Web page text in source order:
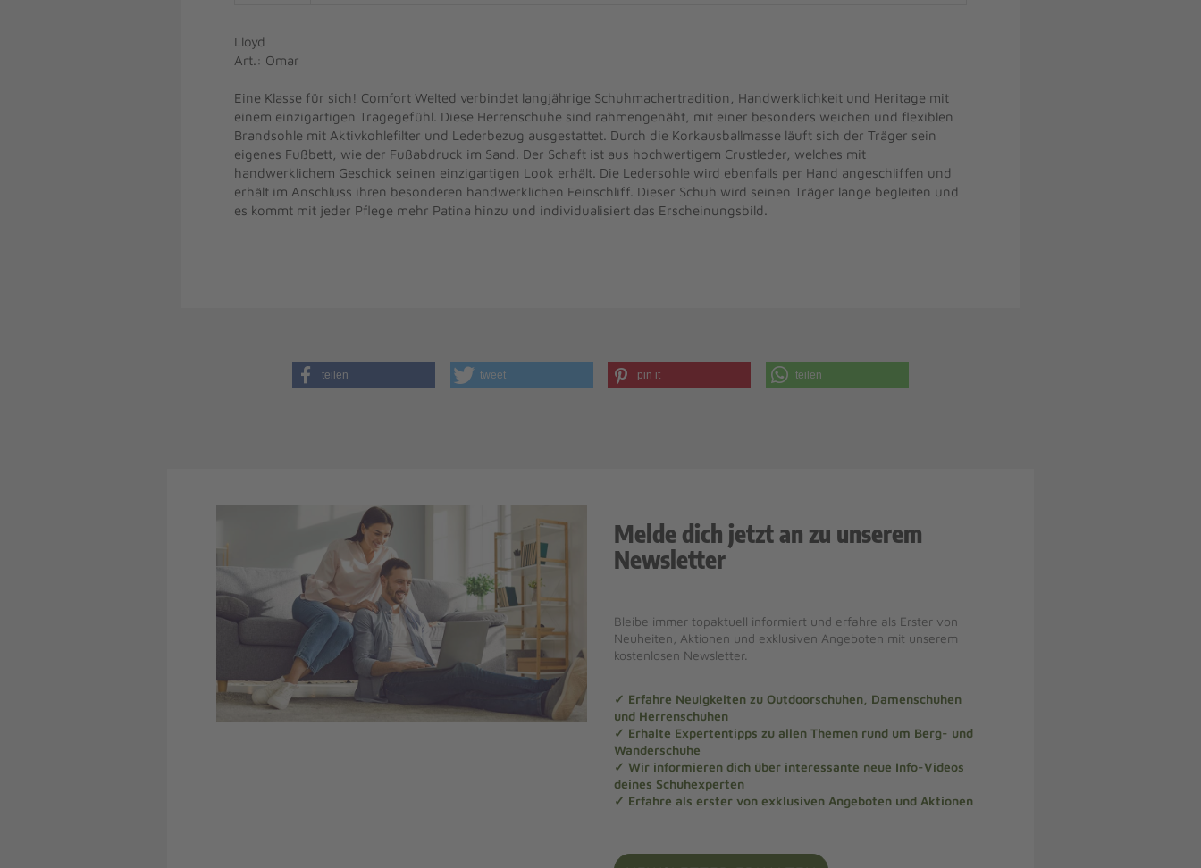
Lloyd
Art.: Omar
Eine Klasse für sich! Comfort Welted verbindet langjährige Schuhmachertradition, Handwerklichkeit und Heritage mit
einem einzigartigen Tragegefühl. Diese Herrenschuhe sind rahmengenäht, mit einer besonders weichen und flexiblen
Brandsohle mit Aktivkohlefilter und Lederbezug ausgestattet. Durch die Korkausballmasse läuft sich der Träger sein
eigenes Fußbett, wie der Fußabdruck im Sand. Der Schaft ist aus hochwertigem Crustleder, welches mit
handwerklichem Geschick seinen einzigartigen Look erhält. Die Ledersohle wird ebenfalls per Hand angeschliffen und
erhält im Anschluss ihren besonderen handwerklichen Feinschliff. Dieser Schuh wird seinen Träger lange begleiten und
es kommt mit jeder Pflege mehr Patina hinzu und individualisiert das Erscheinungsbild.
teilen tweet pin it teilen
Melde dich jetzt an zu unserem
Newsletter
Bleibe immer topaktuell informiert und erfahre als Erster von
Neuheiten, Aktionen und exklusiven Angeboten mit unserem
kostenlosen Newsletter.
✓ Erfahre Neuigkeiten zu Outdoorschuhen, Damenschuhen
und Herrenschuhen
✓ Erhalte Expertentipps zu allen Themen rund um Berg- und
Wanderschuhe
✓ Wir informieren dich über interessante neue Info-Videos
deines Schuhexperten
✓ Erfahre als erster von exklusiven Angeboten und Aktionen